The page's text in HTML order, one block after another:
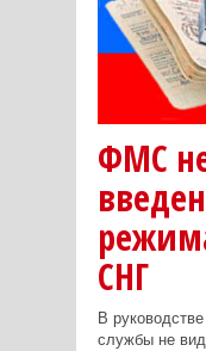
ФМС
СНГ
В
службы не